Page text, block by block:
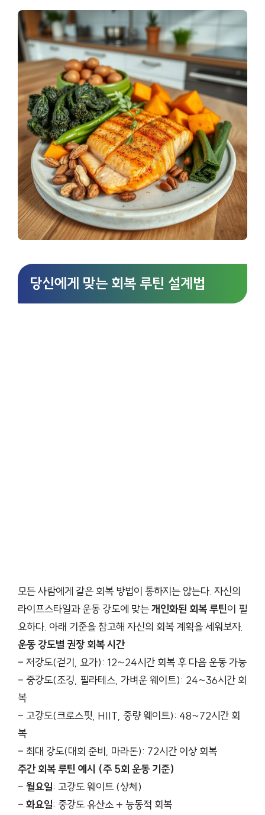
당신에게 맞는 회복 루틴 설계법
모든 사람에게 같은 회복 방법이 통하지는 않는다. 자신의
라이프스타일과 운동 강도에 맞는개인화된 회복 루틴이 필
요하다. 아래 기준을 참고해 자신의 회복 계획을 세워보자.
운동 강도별 권장 회복 시간
– 저강도(걷기, 요가): 12~24시간 회복 후 다음 운동 가능
– 중강도(조깅, 필라테스, 가벼운 웨이트): 24~36시간 회
복
– 고강도(크로스핏, HIIT, 중량 웨이트): 48~72시간 회
복
– 최대 강도(대회 준비, 마라톤): 72시간 이상 회복
주간 회복 루틴 예시 (주 5회 운동 기준)
– 월요일: 고강도 웨이트 (상체)
– 화요일: 중강도 유산소 + 능동적 회복